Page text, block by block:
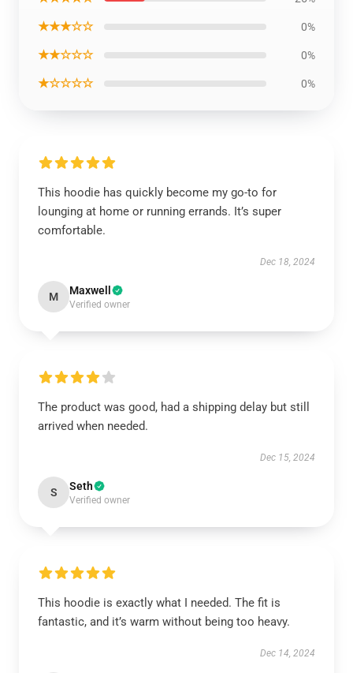
★★★☆☆ 0%
★★☆☆☆ 0%
★☆☆☆☆ 0%
This hoodie has quickly become my go-to for
lounging at home or running errands. It’s super
comfortable.
Dec 18, 2024
M Maxwell
Verified owner
The product was good, had a shipping delay but still
arrived when needed.
Dec 15, 2024
S Seth
Verified owner
This hoodie is exactly what I needed. The fit is
fantastic, and it’s warm without being too heavy.
Dec 14, 2024